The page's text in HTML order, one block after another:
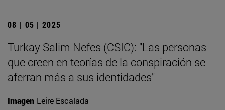
08 | 05 | 2025
Turkay Salim Nefes (CSIC): "Las personas
que creen en teorías de la conspiración se
aferran más a sus identidades"
Imagen Leire Escalada